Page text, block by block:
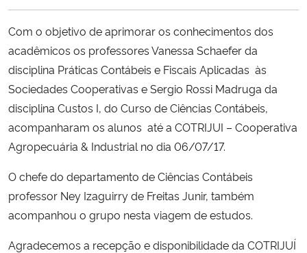
Ministério da Cidadania
Ministério da Saúde
Ministério de Minas e Energia
Ministério do Meio Ambiente
Ministério do Turismo
Com o objetivo de aprimorar os conhecimentos dos
acadêmicos os professores Vanessa Schaefer da
disciplina Práticas Contábeis e Fiscais Aplicadas às
Sociedades Cooperativas e Sergio Rossi Madruga da
disciplina Custos I, do Curso de Ciências Contábeis,
acompanharam os alunos até a COTRIJUI – Cooperativa
Agropecuária & Industrial no dia 06/07/17.
O chefe do departamento de Ciências Contábeis
professor Ney Izaguirry de Freitas Junir, também
acompanhou o grupo nesta viagem de estudos.
Agradecemos a recepção e disponibilidade da COTRIJUÍ